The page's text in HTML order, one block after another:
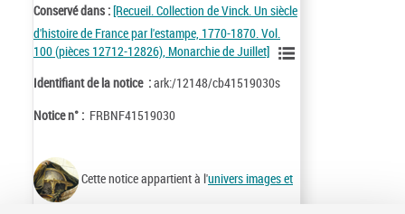
Conservé dans :[Recueil. Collection de Vinck. Un siècle
d'histoire de France par l'estampe, 1770-1870. Vol.
100 (pièces 12712-12826), Monarchie de Juillet]
Identifiant de la notice :ark:/12148/cb41519030s
Notice n° : FRBNF41519030
Cette notice appartient à l'univers images et